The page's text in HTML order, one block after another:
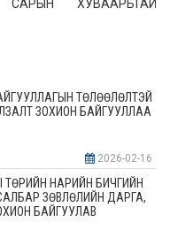
ХУВААРЬТАЙ
ТӨЛӨӨЛӨЛТЭЙ
ЗОХИОН БАЙГУУЛЛАА
2026-02-16
ТӨРИЙН НАРИЙН БИЧГИЙН
ЗӨВЛӨЛИЙН ДАРГА,
БАЙГУУЛАВ